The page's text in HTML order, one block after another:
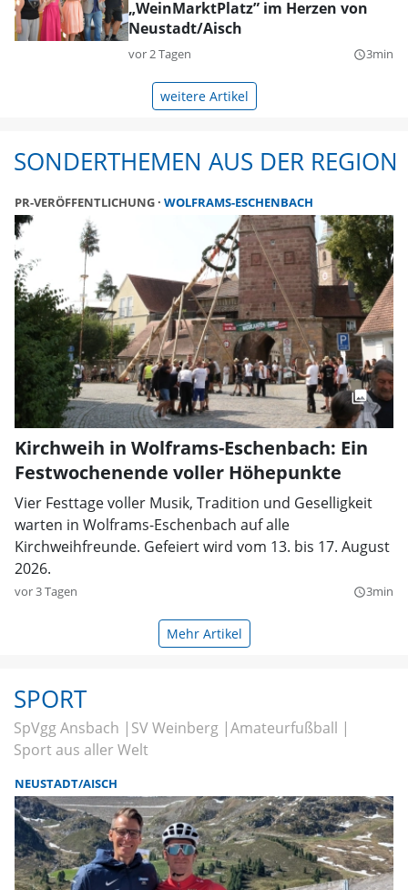
„WeinMarktPlatz” im Herzen von
Neustadt/Aisch
vor 2 Tagen query_builder3min
weitere Artikel
SONDERTHEMEN AUS DER REGION
PR-VERÖFFENTLICHUNG WOLFRAMS-ESCHENBACH
Kirchweih in Wolframs-Eschenbach: Ein
Festwochenende voller Höhepunkte
Vier Festtage voller Musik, Tradition und Geselligkeit
warten in Wolframs-Eschenbach auf alle
Kirchweihfreunde. Gefeiert wird vom 13. bis 17. August
2026.
vor 3 Tagen query_builder3min
Mehr Artikel
SPORT
SpVgg Ansbach SV Weinberg Amateurfußball
Sport aus aller Welt
NEUSTADT/AISCH